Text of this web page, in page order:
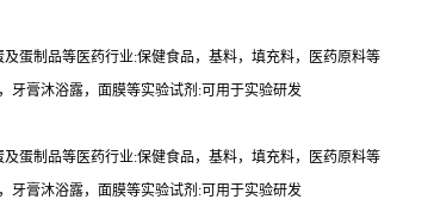
蛋制品等医药行业:保健食品，基料，填充料，医药原料等
牙膏沐浴露，面膜等实验试剂:可用于实验研发
蛋制品等医药行业:保健食品，基料，填充料，医药原料等
牙膏沐浴露，面膜等实验试剂:可用于实验研发